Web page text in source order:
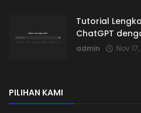
Tutorial
ChatGPT
admin Nov
PILIHAN KAMI